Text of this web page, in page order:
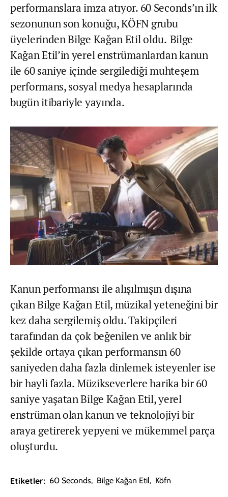
performanslara imza atıyor. 60 Seconds’ın ilk
sezonunun son konuğu, KÖFN grubu
üyelerinden Bilge Kağan Etil oldu. Bilge
Kağan Etil’in yerel enstrümanlardan kanun
ile 60 saniye içinde sergilediği muhteşem
performans, sosyal medya hesaplarında
bugün itibariyle yayında.
Kanun performansı ile alışılmışın dışına
çıkan Bilge Kağan Etil, müzikal yeteneğini bir
kez daha sergilemiş oldu. Takipçileri
tarafından da çok beğenilen ve anlık bir
şekilde ortaya çıkan performansın 60
saniyeden daha fazla dinlemek isteyenler ise
bir hayli fazla. Müzikseverlere harika bir 60
saniye yaşatan Bilge Kağan Etil, yerel
enstrüman olan kanun ve teknolojiyi bir
araya getirerek yepyeni ve mükemmel parça
oluşturdu.
Etiketler: 60 Seconds, Bilge Kağan Etil, Köfn